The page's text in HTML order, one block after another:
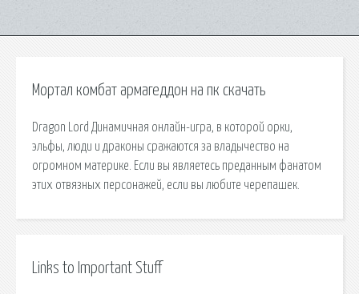
Мортал комбат армагеддон на пк скачать
Dragon Lord Динамичная онлайн-игра, в которой орки,
эльфы, люди и драконы сражаются за владычество на
огромном материке. Если вы являетесь преданным фанатом
этих отвязных персонажей, если вы любите черепашек.
Links to Important Stuff